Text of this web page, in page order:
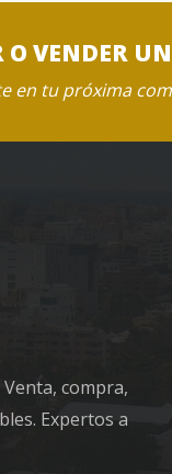
VENDER
en tu próxima
compra,
Expertos a